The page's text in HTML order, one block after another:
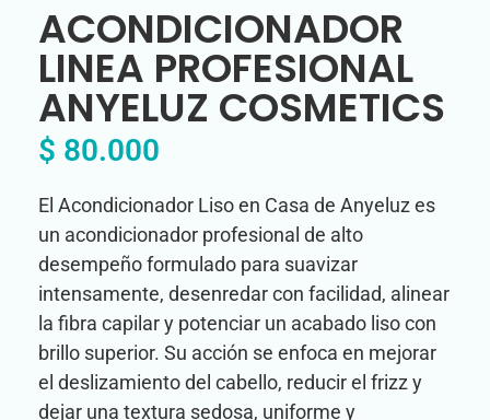
ACONDICIONADOR
LINEA PROFESIONAL
ANYELUZ COSMETICS
$ 80.000
El Acondicionador Liso en Casa de Anyeluz es
un acondicionador profesional de alto
desempeño formulado para suavizar
intensamente, desenredar con facilidad, alinear
la fibra capilar y potenciar un acabado liso con
brillo superior. Su acción se enfoca en mejorar
el deslizamiento del cabello, reducir el frizz y
dejar una textura sedosa, uniforme y